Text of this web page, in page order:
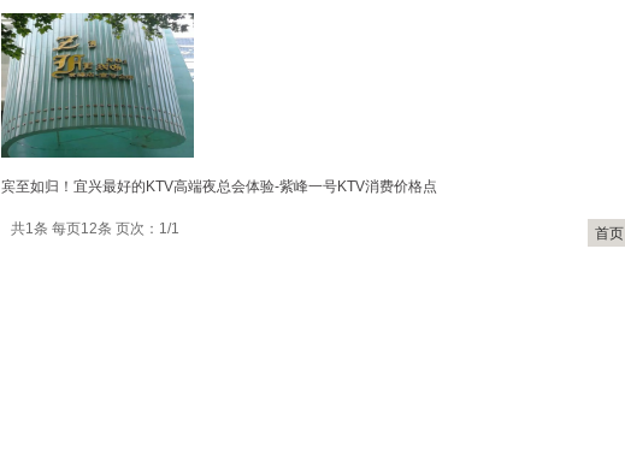
宾至如归！宜兴最好的KTV高端夜总会体验-紫峰一号KTV消费价格点
共1条 每页12条 页次：1/1 首页